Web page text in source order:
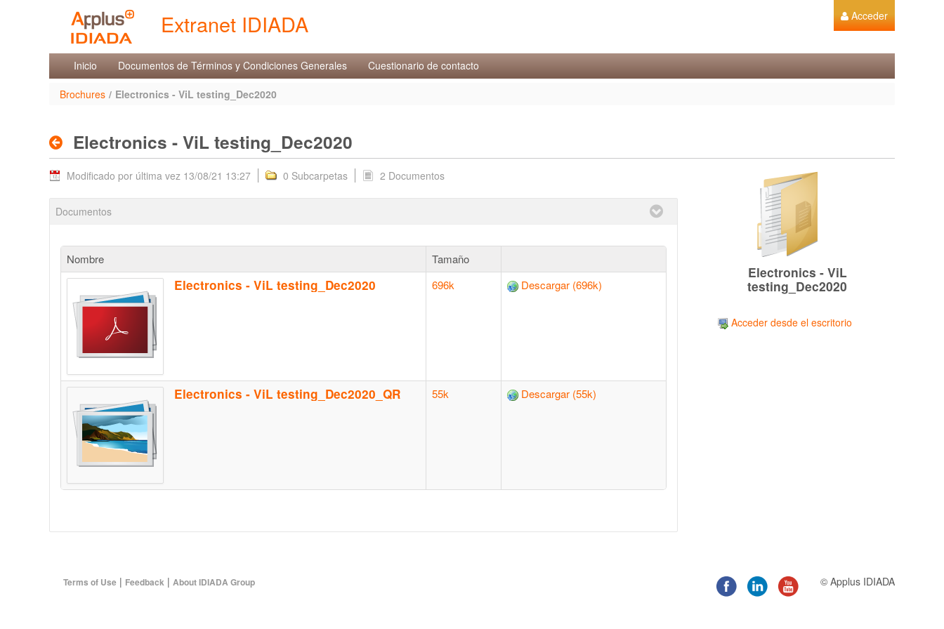
Acceder
Extranet IDIADA
Electronics - ViL testing_Dec2020 - Brochures
Inicio Documentos de Términos y Condiciones Generales Cuestionario de contacto
Brochures / Electronics - ViL testing_Dec2020
Electronics - ViL testing_Dec2020
Modificado por última vez 13/08/21 13:27 0 Subcarpetas 2 Documentos
Documentos
Nombre Tamaño
Electronics - ViL testing_Dec2020 696k Descargar (696k)
Electronics - ViL testing_Dec2020_QR 55k Descargar (55k)
Electronics - ViL
testing_Dec2020
Acceder desde el escritorio
Terms of Use | Feedback | About IDIADA Group © Applus IDIADA